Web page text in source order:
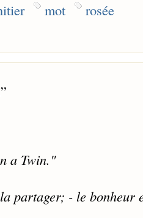
mot rosée
”
a Twin."
partager; - le bonheur